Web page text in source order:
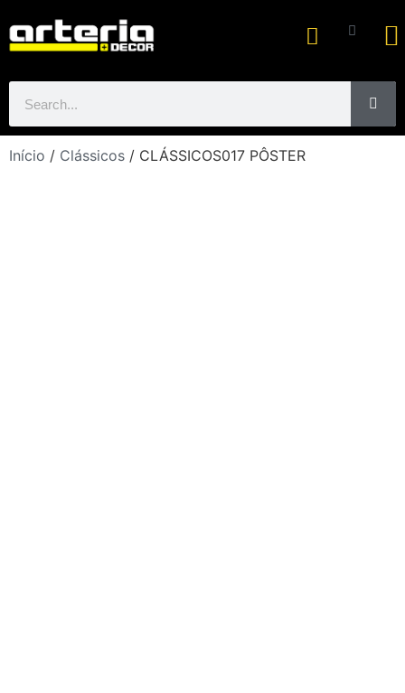
Início / Clássicos / CLÁSSICOS017 PÔSTER